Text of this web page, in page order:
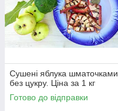
Сушені яблука шматочками
без цукру. Ціна за 1 кг
Готово до відправки